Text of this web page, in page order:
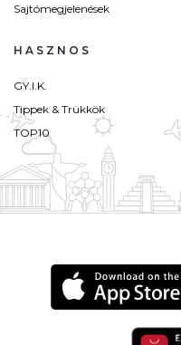
Sajtómegjelenések
HASZNOS
GY.I.K.
Tippek & Trükkök
TOP10